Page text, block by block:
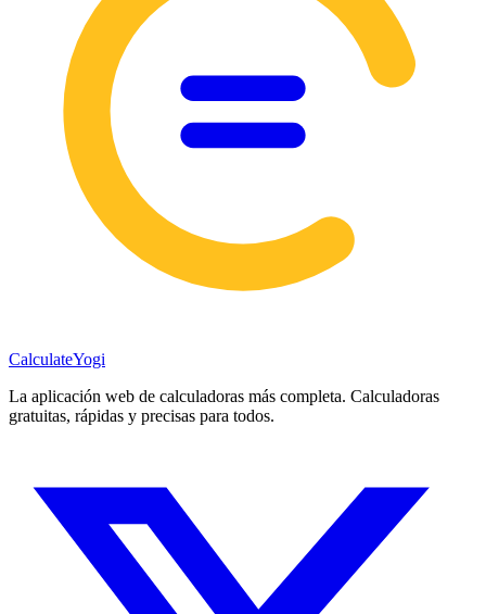
CalculateYogi
La aplicación web de calculadoras más completa. Calculadoras
gratuitas, rápidas y precisas para todos.